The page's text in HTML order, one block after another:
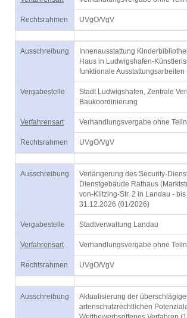
Rechtsrahmen UVgO/VgV
Ausschreibung
Innenausstattung
Haus in Ludwigshafen-
funktionale Ausstattungsarbeiten
Vergabestelle
Stadt Ludwigshafen, Zentrale
Baukoordinierung
Verfahrensart Verhandlungsvergabe ohne
Rechtsrahmen UVgO/VgV
Ausschreibung
Verlängerung des Security-
Dienstgebäude Rathaus
von-Klitzing-Str. 2 in Landau -
31.12.2026 (01/2026)
Vergabestelle Stadtverwaltung Landau
Verfahrensart Verhandlungsvergabe ohne
Rechtsrahmen UVgO/VgV
Ausschreibung
Aktualisierung der
artenschutzrechtlichen